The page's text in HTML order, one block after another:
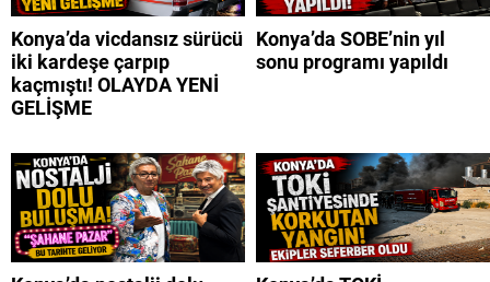
Konya’da vicdansız sürücü
iki kardeşe çarpıp
kaçmıştı! OLAYDA YENİ
GELİŞME
Konya’da SOBE’nin yıl
sonu programı yapıldı